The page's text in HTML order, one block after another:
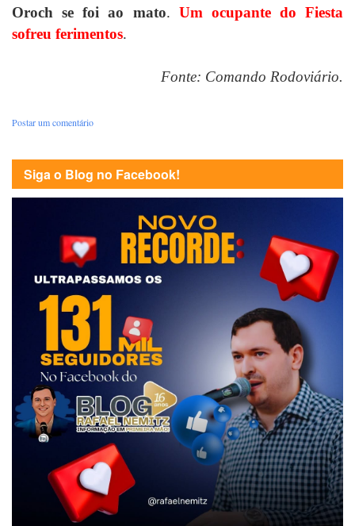
Oroch se foi ao mato. Um ocupante do Fiesta
sofreu ferimentos.
Fonte: Comando Rodoviário.
Postar um comentário
Siga o Blog no Facebook!